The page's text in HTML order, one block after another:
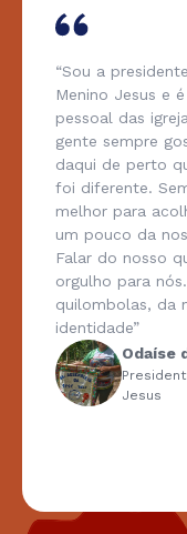
“Sou a
Menino Jesus e
pessoal das
gente sempre
daqui de perto
foi diferente.
melhor para
um pouco da
Falar do nosso
orgulho para
quilombolas, da
identidade”
Odaíse
Jesus